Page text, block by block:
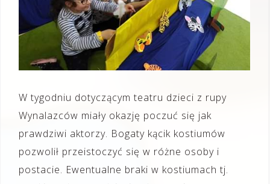
W tygodniu dotyczącym teatru dzieci z rupy
Wynalazców miały okazję poczuć się jak
prawdziwi aktorzy. Bogaty kącik kostiumów
pozwolił przeistoczyć się w różne osoby i
postacie. Ewentualne braki w kostiumach tj.